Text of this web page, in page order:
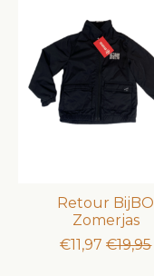
Retour BijBO
Zomerjas
€11,97 €19,95